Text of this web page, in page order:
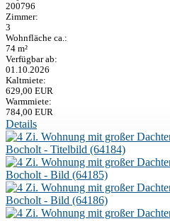
200796
Zimmer:
3
Wohnfläche ca.:
74 m²
Verfügbar ab:
01.10.2026
Kaltmiete:
629,00 EUR
Warmmiete:
784,00 EUR
Details